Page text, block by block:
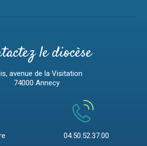
le diocèse
avenue de la Visitation
74000 Annecy
04.50.52.37.00